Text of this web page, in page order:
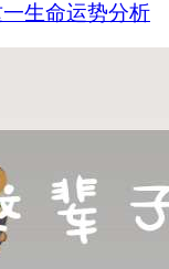
生命运势分析